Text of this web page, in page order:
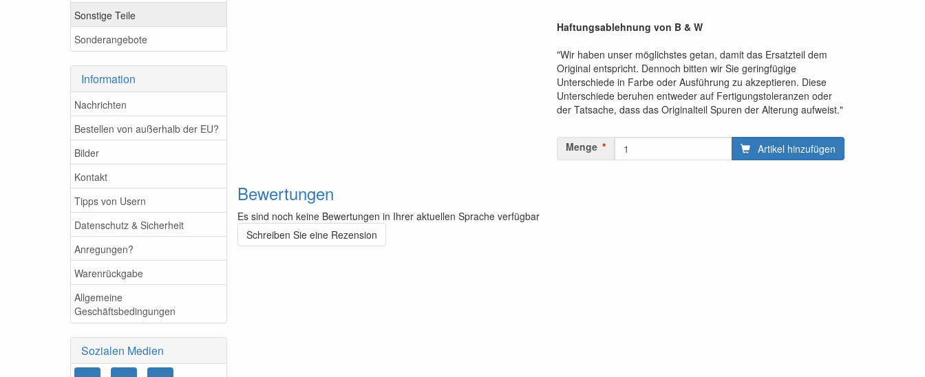
Sonstige Teile
Sonderangebote
Information
Nachrichten
Bestellen von außerhalb der EU?
Bilder
Kontakt
Tipps von Usern
Datenschutz & Sicherheit
Anregungen?
Warenrückgabe
Allgemeine
Geschäftsbedingungen
Sozialen Medien
Haftungsablehnung von B & W
"Wir haben unser möglichstes getan, damit das Ersatzteil dem
Original entspricht. Dennoch bitten wir Sie geringfügige
Unterschiede in Farbe oder Ausführung zu akzeptieren. Diese
Unterschiede beruhen entweder auf Fertigungstoleranzen oder
der Tatsache, dass das Originalteil Spuren der Alterung aufweist."
Menge Artikel hinzufügen
Bewertungen
Es sind noch keine Bewertungen in Ihrer aktuellen Sprache verfügbar
Schreiben Sie eine Rezension